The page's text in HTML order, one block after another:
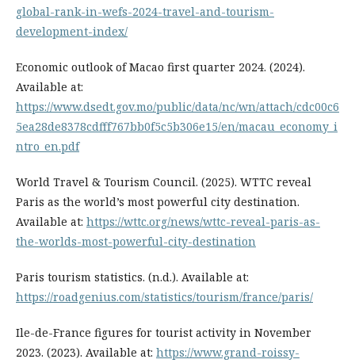
global-rank-in-wefs-2024-travel-and-tourism-
development-index/
Economic outlook of Macao first quarter 2024. (2024).
Available at:
https://www.dsedt.gov.mo/public/data/nc/wn/attach/cdc00c6
5ea28de8378cdfff767bb0f5c5b306e15/en/macau_economy_i
ntro_en.pdf
World Travel & Tourism Council. (2025). WTTC reveal
Paris as the world’s most powerful city destination.
Available at: https://wttc.org/news/wttc-reveal-paris-as-
the-worlds-most-powerful-city-destination
Paris tourism statistics. (n.d.). Available at:
https://roadgenius.com/statistics/tourism/france/paris/
Ile-de-France figures for tourist activity in November
2023. (2023). Available at: https://www.grand-roissy-